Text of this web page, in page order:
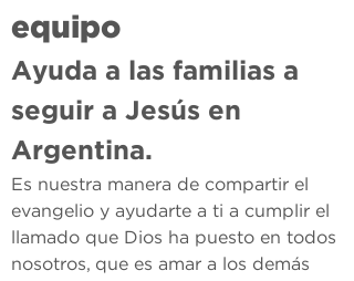
equipo
Ayuda a las familias a
seguir a Jesús en
Argentina.
Es nuestra manera de compartir el
evangelio y ayudarte a ti a cumplir el
llamado que Dios ha puesto en todos
nosotros, que es amar a los demás